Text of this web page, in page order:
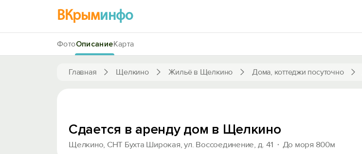
ВКрыминфо
Главная Щелкино Жильё в Щелкино Дома, коттеджи посуточно
ФотоОписаниеКарта
Сдается в аренду дом в Щелкино
Щелкино, СНТ Бухта Широкая, ул. Воссоединение, д. 41 До моря 800м